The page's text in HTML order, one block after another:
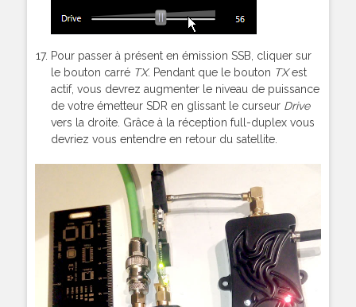
Pour passer à présent en émission SSB, cliquer sur
le bouton carré TX. Pendant que le bouton TXest
actif, vous devrez augmenter le niveau de puissance
de votre émetteur SDR en glissant le curseur Drive
vers la droite. Grâce à la réception full-duplex vous
devriez vous entendre en retour du satellite.